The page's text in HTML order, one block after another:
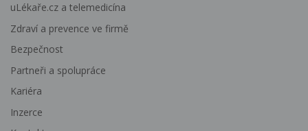
uLékaře.cz a telemedicína
Zdraví a prevence ve firmě
Bezpečnost
Partneři a spolupráce
Kariéra
Inzerce